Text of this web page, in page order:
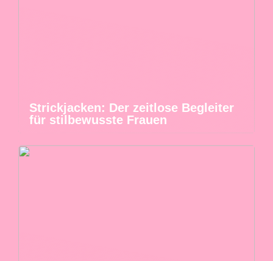
Strickjacken: Der zeitlose Begleiter
für stilbewusste Frauen